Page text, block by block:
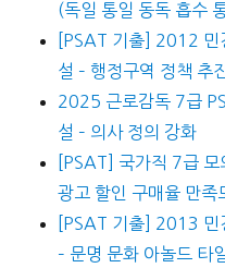
(독일 통일 동독 흡수
[PSAT 기출] 2012 민
설 – 행정구역 정책 추
2025 근로감독 7급
설 – 의사 정의 강화
[PSAT] 국가직 7급
광고 할인 구매율 만족
[PSAT 기출] 2013 민
– 문명 문화 아놀드 타